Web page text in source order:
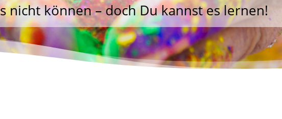
nicht können – doch Du kannst es lernen!